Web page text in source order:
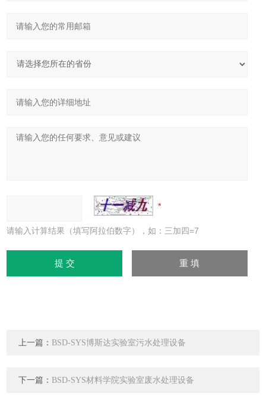
请输入计算结果（填写阿拉伯数字），如：三加四=7
上一篇： BSD-SYS博斯达实验室污水处理设备
下一篇： BSD-SYS材料学院实验室废水处理设备